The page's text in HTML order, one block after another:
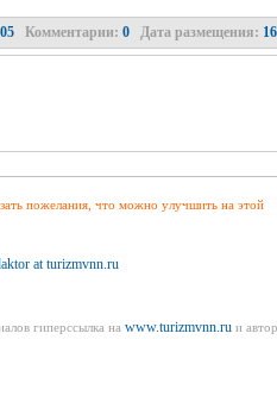
Комментарии: 0 Дата размещения:
пожелания, что можно улучшить на этой
at turizmvnn.ru
гиперссылка на www.turizmvnn.ruи